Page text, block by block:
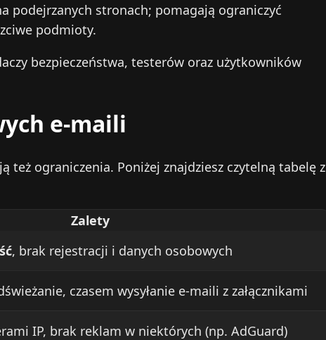
podejrzanych stronach; pomagają ograniczyć
podmioty.
bezpieczeństwa, testerów oraz użytkowników
e‑maili
też ograniczenia. Poniżej znajdziesz czytelną tabelę z
Zalety
, brak rejestracji i danych osobowych
czasem wysyłanie e‑maili z załącznikami
IP, brak reklam w niektórych (np. AdGuard)